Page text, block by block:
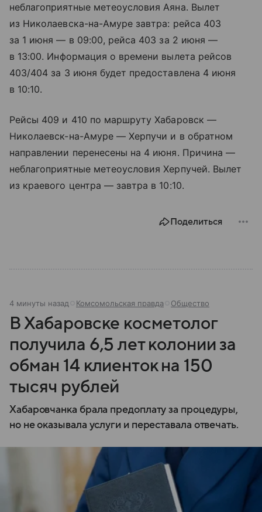
неблагоприятные метеоусловия Аяна. Вылет
из Николаевска-на-Амуре завтра: рейса 403
за 1 июня — в 09:00, рейса 403 за 2 июня —
в 13:00. Информация о времени вылета рейсов
403/404 за 3 июня будет предоставлена 4 июня
в 10:10.
Рейсы 409 и 410 по маршруту Хабаровск —
Николаевск-на-Амуре — Херпучи и в обратном
направлении перенесены на 4 июня. Причина —
неблагоприятные метеоусловия Херпучей. Вылет
из краевого центра — завтра в 10:10.
Поделиться
4 минуты назад Комсомольская правда Общество
В Хабаровске косметолог
получила 6,5 лет колонии за
обман 14 клиенток на 150
тысяч рублей
Хабаровчанка брала предоплату за процедуры,
но не оказывала услуги и переставала отвечать.